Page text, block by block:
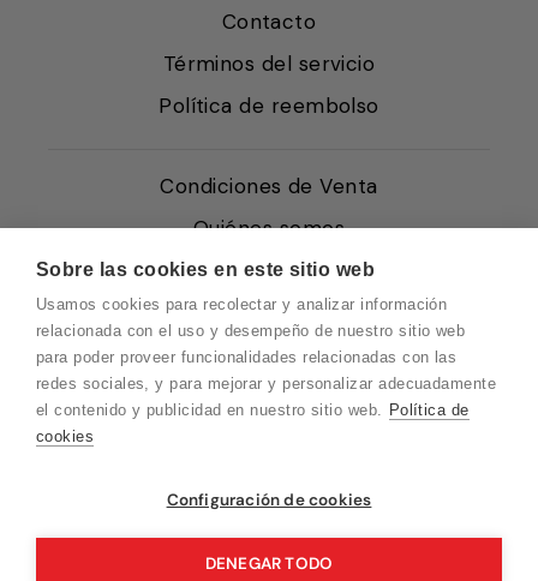
Sobre las cookies en este sitio web
Usamos cookies para recolectar y analizar información
relacionada con el uso y desempeño de nuestro sitio web
para poder proveer funcionalidades relacionadas con las
redes sociales, y para mejorar y personalizar adecuadamente
el contenido y publicidad en nuestro sitio web. Política de
cookies
Configuración de cookies
DENEGAR TODO
Contacto
Términos del servicio
Política de reembolso
Condiciones de Venta
Quiénes somos
Política de Cookies
Protección de Datos
Blog EN
Blog FR
Vuelvo en un momento. Recuerda que
nuestro horario de atención al cliente es de